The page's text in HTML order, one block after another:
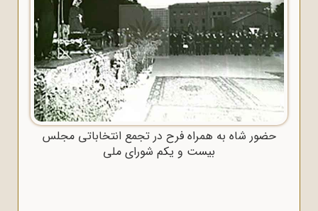
حضور شاه به همراه فرح در تجمع انتخاباتی مجلس
بیست و یکم شورای ملی